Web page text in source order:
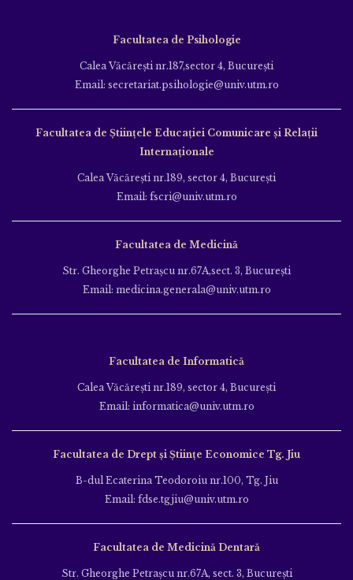
Facultatea de Psihologie
Calea Văcăreşti nr.187,sector 4, Bucureşti
Email: secretariat.psihologie@univ.utm.ro
Facultatea de Ştiinţele Educației Comunicare și Relații
Internaționale
Calea Văcăreşti nr.189, sector 4, Bucureşti
Email: fscri@univ.utm.ro
Facultatea de Medicină
Str. Gheorghe Petraşcu nr.67A,sect. 3, Bucureşti
Email: medicina.generala@univ.utm.ro
Facultatea de Informatică
Calea Văcăreşti nr.189, sector 4, Bucureşti
Email: informatica@univ.utm.ro
Facultatea de Drept și Științe Economice Tg. Jiu
B-dul Ecaterina Teodoroiu nr.100, Tg. Jiu
Email: fdse.tgjiu@univ.utm.ro
Facultatea de Medicină Dentară
Str. Gheorghe Petraşcu nr.67A, sect. 3, Bucureşti